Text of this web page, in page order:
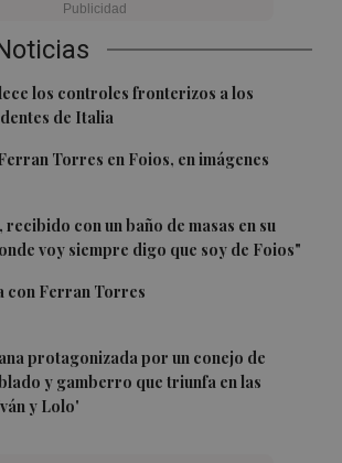
los controles fronterizos a los
de Italia
Torres en Foios, en imágenes
con un baño de masas en su
voy siempre digo que soy de Foios"
con Ferran Torres
protagonizada por un conejo de
y gamberro que triunfa en las
y Lolo'